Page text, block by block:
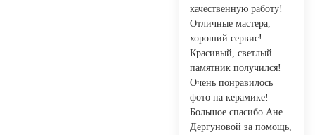
качественную работу!
Отличные мастера,
хороший сервис!
Красивый, светлый
памятник получился!
Очень понравилось
фото на керамике!
Большое спасибо Ане
Дергуновой за помощь,